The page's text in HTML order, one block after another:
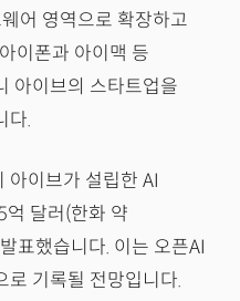
어 영역으로 확장하고
이폰과 아이맥 등
아이브의 스타트업을
다.
아이브가 설립한 AI
억 달러(한화 약
표했습니다. 이는 오픈AI
로 기록될 전망입니다.